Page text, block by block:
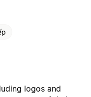
logos and